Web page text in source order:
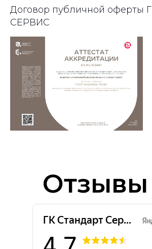
Договор публичной оферты
СЕРВИС
Отзывы